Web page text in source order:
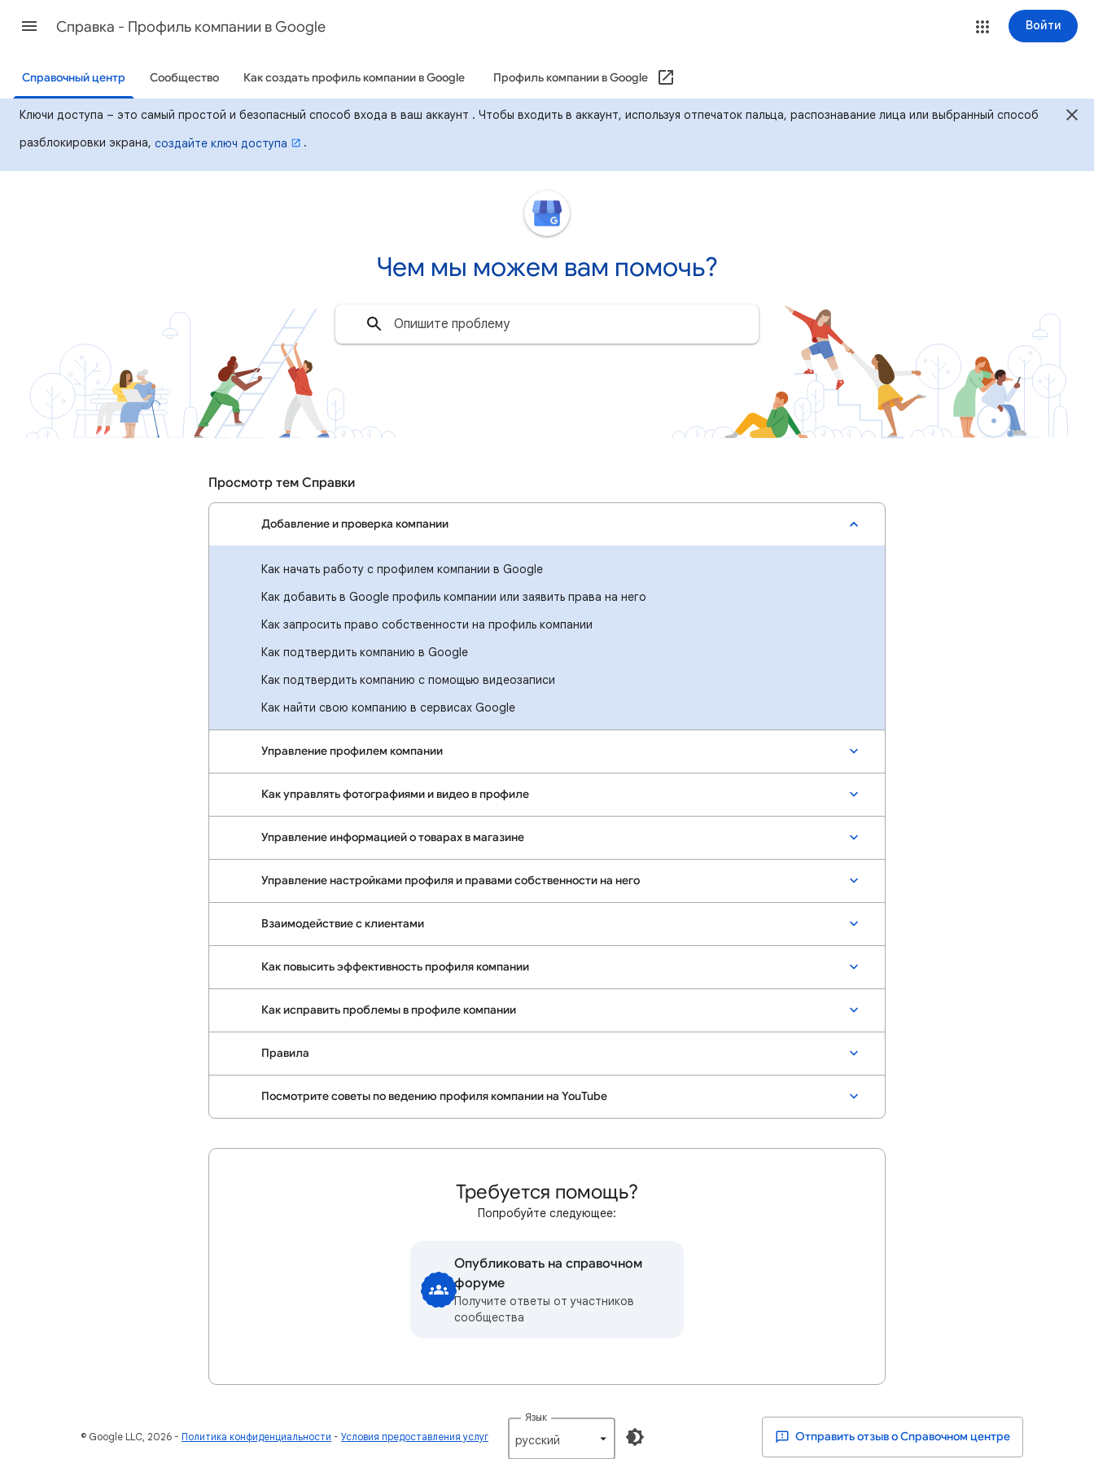
Cправка - Профиль компании в Google Войти
Справочный центр Сообщество Как создать профиль компании в Google Профиль компании в Google
Ключи доступа – это самый простой и безопасный способ входа в ваш аккаунт . Чтобы входить в аккаунт, используя отпечаток пальца, распознавание лица или выбранный способ
разблокировки экрана, создайте ключ доступа .
Чем мы можем вам помочь?
Просмотр тем Справки
Добавление и проверка компании
Как начать работу с профилем компании в Google
Как добавить в Google профиль компании или заявить права на него
Как запросить право собственности на профиль компании
Как подтвердить компанию в Google
Как подтвердить компанию с помощью видеозаписи
Как найти свою компанию в сервисах Google
Управление профилем компании
Как управлять фотографиями и видео в профиле
Управление информацией о товарах в магазине
Управление настройками профиля и правами собственности на него
Взаимодействие с клиентами
Как повысить эффективность профиля компании
Как исправить проблемы в профиле компании
Правила
Посмотрите советы по ведению профиля компании на YouTube
Требуется помощь?
Попробуйте следующее:
Опубликовать на справочном
форуме
Получите ответы от участников
сообщества
© Google LLC, 2026 Политика конфиденциальности Условия предоставления услуг
Язык
русский‎ Отправить отзыв о Справочном центре